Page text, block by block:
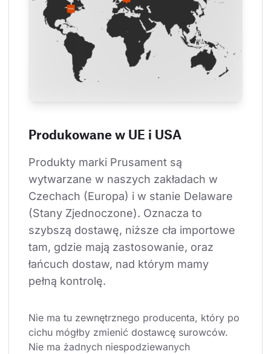
Produkowane w UE i USA
Produkty marki Prusament są
wytwarzane w naszych zakładach w
Czechach (Europa) i w stanie Delaware
(Stany Zjednoczone). Oznacza to
szybszą dostawę, niższe cła importowe
tam, gdzie mają zastosowanie, oraz
łańcuch dostaw, nad którym mamy
pełną kontrolę.
Nie ma tu zewnętrznego producenta, który po
cichu mógłby zmienić dostawcę surowców.
Nie ma żadnych niespodziewanych